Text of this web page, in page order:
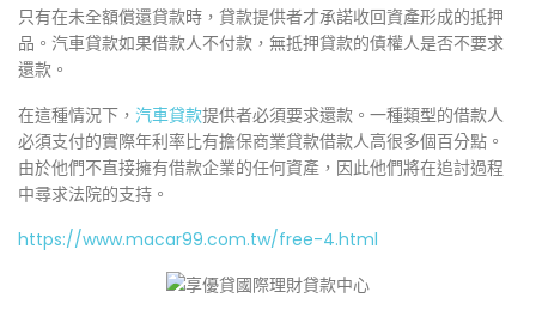
只有在未全額償還貸款時，貸款提供者才承諾收回資產形成的抵押
品。汽車貸款如果借款人不付款，無抵押貸款的債權人是否不要求
還款。
在這種情況下， 汽車貸款提供者必須要求還款。一種類型的借款人
必須支付的實際年利率比有擔保商業貸款借款人高很多個百分點。
由於他們不直接擁有借款企業的任何資產，因此他們將在追討過程
中尋求法院的支持。
https://www.macar99.com.tw/free-4.html